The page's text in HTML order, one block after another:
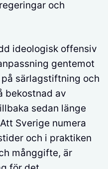
och
ideologisk offensiv
gentemot
särlagstiftning och
bekostnad av
sedan länge
Sverige numera
och i praktiken
månggifte, är